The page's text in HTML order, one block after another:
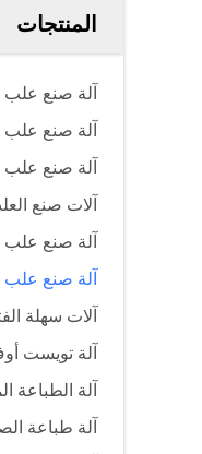
المنتجات
آلة صنع علب
آلة صنع
آلة صنع علب
آلات صنع
آلة صنع علب
آلة صنع علب
آلات سهلة
آلة تويست
آلة الطباعة
آلة طباعة